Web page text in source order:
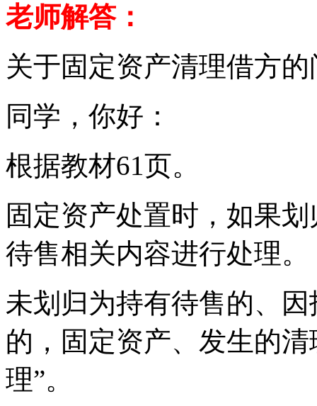
老师解答：
关于固定资产清理借方
同学，你好：
根据教材61页。
固定资产处置时，如果
待售相关内容进行处理。
未划归为持有待售的、
的，固定资产、发生的
理”。